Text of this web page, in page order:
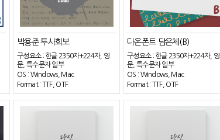
박용준 투사회보
구성요소 : 한글 2350자+224자, 영
문, 특수문자 일부
OS : Windows, Mac
Format : TTF, OTF
다온폰트 담은체(B)
구성요소 : 한글 2350자+224자, 영
문, 특수문자 일부
OS : Windows, Mac
Format : TTF, OTF